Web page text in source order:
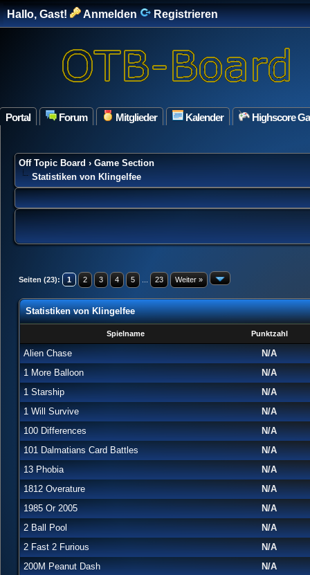
Hallo, Gast! Anmelden Registrieren
Portal Forum Mitglieder Kalender Highscore
Off Topic Board › Game Section
Statistiken von Klingelfee
Seiten (23): 1 2 3 4 5 23 Weiter »
Statistiken von Klingelfee
Spielname Punktzahl
Alien Chase
N/A
1 More Balloon
N/A
1 Starship
N/A
1 Will Survive
N/A
100 Differences
N/A
101 Dalmatians Card Battles
N/A
13 Phobia
N/A
1812 Overature
N/A
1985 Or 2005
N/A
2 Ball Pool
N/A
2 Fast 2 Furious
N/A
200M Peanut Dash
N/A